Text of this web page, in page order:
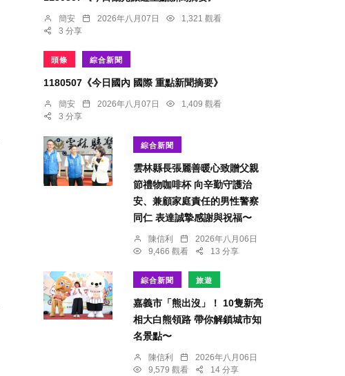
簡安 2026年八月07日
1,321 觀看
3 分享
頭條 綜合新聞
1180507《今日國內 國際 重點新聞摘要》
簡安 2026年八月07日
1,409 觀看
3 分享
綜合新聞
雲林縣長張麗善暖心致贈父親
節禮物咖啡杯 向辛勤守護治
安、兼顧家庭責任的男性警察
同仁 表達誠摯感謝與祝福〜
陳信利
2026年八月06日
9,466 觀看
13 分享
綜合新聞 旅遊
嘉義市「熊出沒」！ 10隻新亮
相大白熊領路 帶你解鎖城市知
名景點〜
陳信利
2026年八月06日
9,579 觀看
14 分享